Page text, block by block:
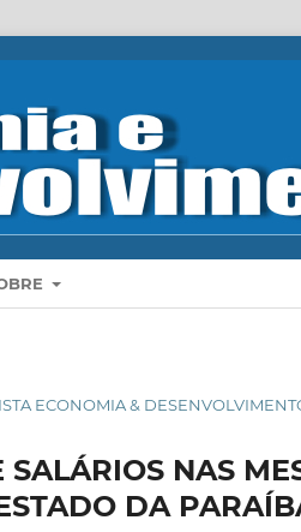
ECONOMIA &
NAS
DA